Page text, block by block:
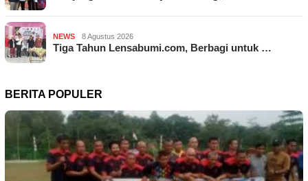
NEWS 8 Agustus 2026
Tiga Tahun Lensabumi.com, Berbagi untuk …
BERITA POPULER